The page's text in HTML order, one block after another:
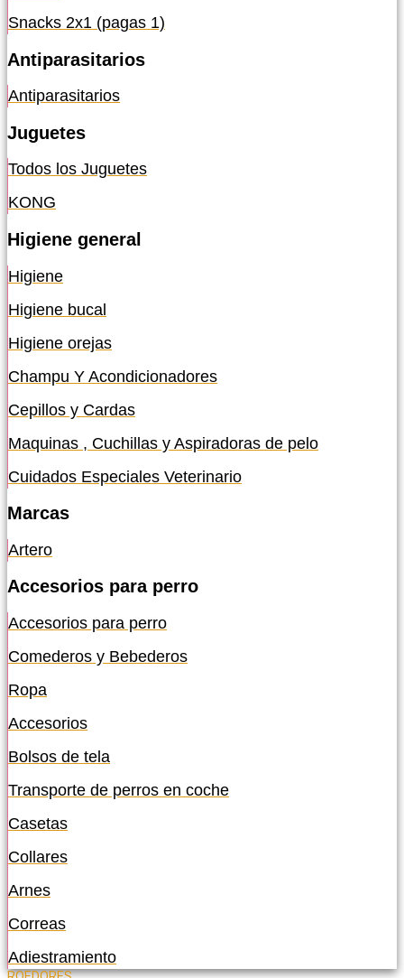
Snacks 2x1 (pagas 1)
Antiparasitarios
Antiparasitarios
Juguetes
Todos los Juguetes
KONG
Higiene general
Higiene
Higiene bucal
Higiene orejas
Champu Y Acondicionadores
Cepillos y Cardas
Maquinas , Cuchillas y Aspiradoras de pelo
Cuidados Especiales Veterinario
Marcas
Artero
Accesorios para perro
Accesorios para perro
Comederos y Bebederos
Ropa
Accesorios
Bolsos de tela
Transporte de perros en coche
Casetas
Collares
Arnes
Correas
Adiestramiento